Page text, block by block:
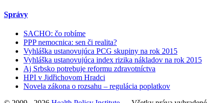
Správy
SACHO: čo robíme
PPP nemocnica: sen či realita?
Vyhláška ustanovujúca PCG skupiny na rok 2015
Vyhláška ustanovujúca index rizika nákladov na rok 2015
Aj Srbsko potrebuje reformu zdravotníctva
HPI v Jidřichovom Hradci
Novela zákona o rozsahu – regulácia poplatkov